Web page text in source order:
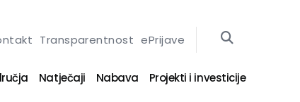
Transparentnost ePrijave
Natječaji Nabava Projekti i investicije